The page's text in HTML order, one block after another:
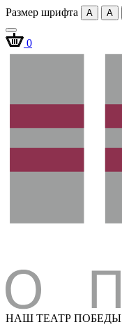
Размер шрифта A A
0
НАШ ТЕАТР ПОБЕДЫ